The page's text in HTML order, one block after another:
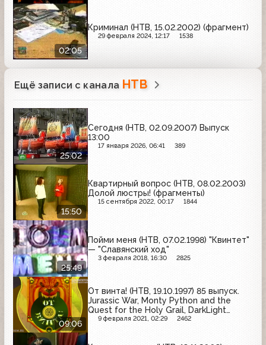
02:05
Криминал (НТВ, 15.02.2002) (фрагмент)
29 февраля 2024, 12:17 1538
Ещё записи с канала НТВ
25:02
Сегодня (НТВ, 02.09.2007) Выпуск
13:00
17 января 2026, 06:41 389
15:50
Квартирный вопрос (НТВ, 08.02.2003)
Долой люстры! (фрагменты)
15 сентября 2022, 00:17 1844
25:49
Пойми меня (НТВ, 07.02.1998) "Квинтет"
— "Славянский ход"
3 февраля 2018, 16:30 2825
09:06
От винта! (НТВ, 19.10.1997) 85 выпуск.
Jurassic War, Monty Python and the
Quest for the Holy Grail, DarkLight
Conflict
9 февраля 2021, 02:29 2462